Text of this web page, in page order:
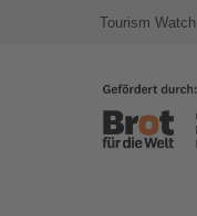
Tourism Watch